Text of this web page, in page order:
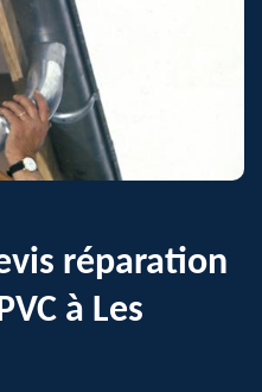
réparation
à Les